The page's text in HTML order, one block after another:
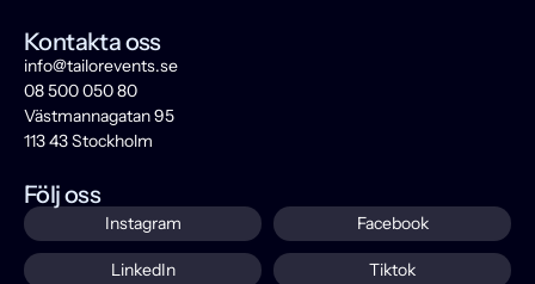
Kontakta oss
info@tailorevents.se
08 500 050 80
Västmannagatan 95
113 43 Stockholm
Följ oss
Instagram Facebook
LinkedIn Tiktok